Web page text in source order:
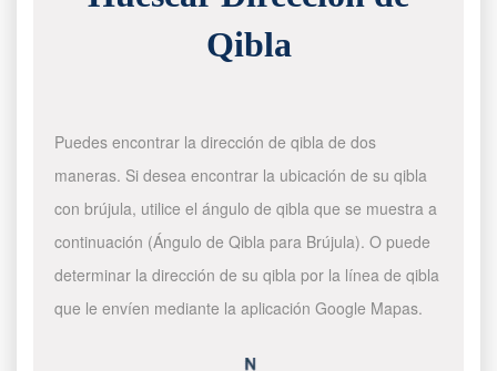
Qibla
Puedes encontrar la dirección de qibla de dos
maneras. Si desea encontrar la ubicación de su qibla
con brújula, utilice el ángulo de qibla que se muestra a
continuación (Ángulo de Qibla para Brújula). O puede
determinar la dirección de su qibla por la línea de qibla
que le envíen mediante la aplicación Google Mapas.